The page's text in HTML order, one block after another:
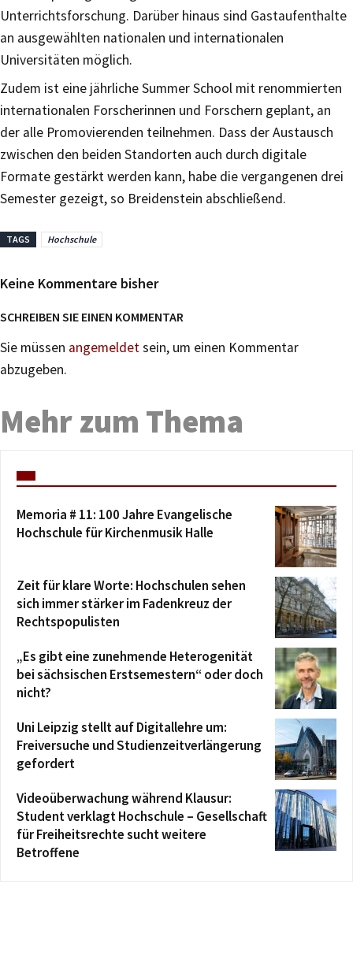
Unterrichtsforschung. Darüber hinaus sind Gastaufenthalte
an ausgewählten nationalen und internationalen
Universitäten möglich.
Zudem ist eine jährliche Summer School mit renommierten
internationalen Forscherinnen und Forschern geplant, an
der alle Promovierenden teilnehmen. Dass der Austausch
zwischen den beiden Standorten auch durch digitale
Formate gestärkt werden kann, habe die vergangenen drei
Semester gezeigt, so Breidenstein abschließend.
TAGS Hochschule
Keine Kommentare bisher
SCHREIBEN SIE EINEN KOMMENTAR
Sie müssen angemeldetsein, um einen Kommentar
abzugeben.
Mehr zum Thema
Memoria # 11: 100 Jahre Evangelische
Hochschule für Kirchenmusik Halle
Zeit für klare Worte: Hochschulen sehen
sich immer stärker im Fadenkreuz der
Rechtspopulisten
„Es gibt eine zunehmende Heterogenität
bei sächsischen Erstsemestern“ oder doch
nicht?
Uni Leipzig stellt auf Digitallehre um:
Freiversuche und Studienzeitverlängerung
gefordert
Videoüberwachung während Klausur:
Student verklagt Hochschule – Gesellschaft
für Freiheitsrechte sucht weitere
Betroffene